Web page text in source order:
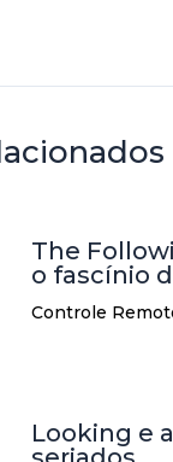
The
o fascínio
Controle
Looking e